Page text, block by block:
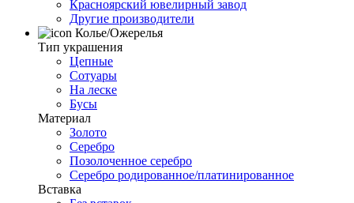
Красноярский ювелирный завод
Другие производители
Колье/Ожерелья
Тип украшения
Цепные
Сотуары
На леске
Бусы
Материал
Золото
Серебро
Позолоченное серебро
Серебро родированное/платинированное
Вставка